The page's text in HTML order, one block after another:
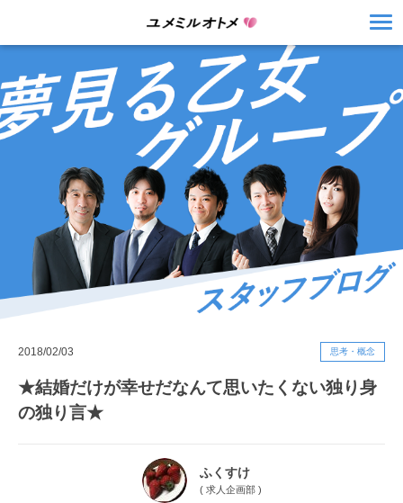
2018/02/03 思考・概念
★結婚だけが幸せだなんて思いたくない独り身
の独り言★
ふくすけ
( 求人企画部)